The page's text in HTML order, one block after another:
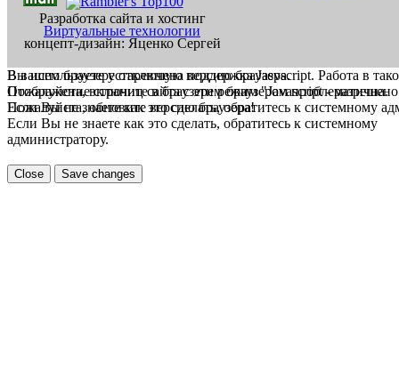
Разработка сайта и хостинг
Виртуальные технологии
концепт-дизайн: Яценко Сергей
В вашем браузере отключена поддержка Jasvscript. Работа в
Пожалуйста, включите в браузере режим "Javascript -
Если Вы не знаете как это сделать, обратитесь к системному
Вы используете устаревшую версию браузера.
Отображение страниц сайта с этим браузером проблематична.
Пожалуйста, обновите версию браузера!
Если Вы не знаете как это сделать, обратитесь к системному
администратору.
Close Save changes